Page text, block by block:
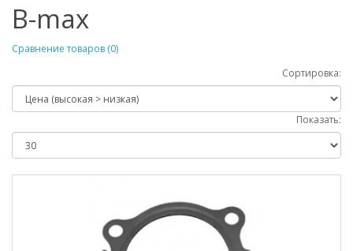
B-max
Сравнение товаров (0)
Сортировка:
Показать: